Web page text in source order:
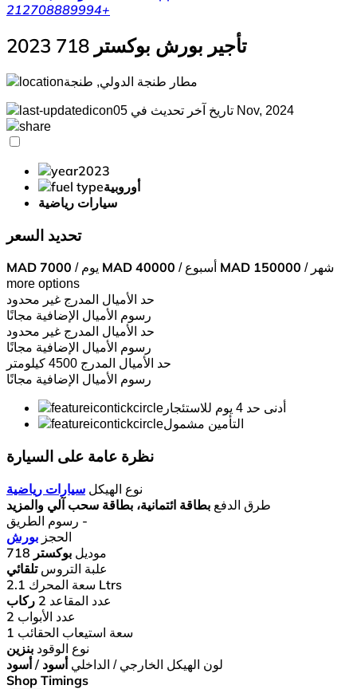
+212708889994
تأجير بورش بوكستر 718 2023
مطار طنجة الدولي, طنجة
تاريخ آخر تحديث في 05 Nov, 2024
2023
أوروبية
سيارات رياضية
تحديد السعر
MAD 7000 / يوم MAD 40000 / أسبوع MAD 150000
/ شهر
more options
حد الأميال المدرج غير محدود
رسوم الأميال الإضافية مجانًا
حد الأميال المدرج غير محدود
رسوم الأميال الإضافية مجانًا
حد الأميال المدرج 4500 كيلومتر
رسوم الأميال الإضافية مجانًا
أدنى حد 4 يوم للاستئجار
التأمين مشمول
نظرة عامة على السيارة
نوع الهيكل سيارات رياضية
طرق الدفع بطاقة ائتمانية، بطاقة سحب آلي والمزيد
-
الحجز بورش
موديل بوكستر 718
علبة التروس تلقائي
سعة المحرك 2.1 Ltrs
عدد المقاعد 2 ركاب
عدد الأبواب 2
سعة استيعاب الحقائب 1
نوع الوقود بنزين
لون الهيكل الخارجي / الداخليأسود / أسود
Shop Timings